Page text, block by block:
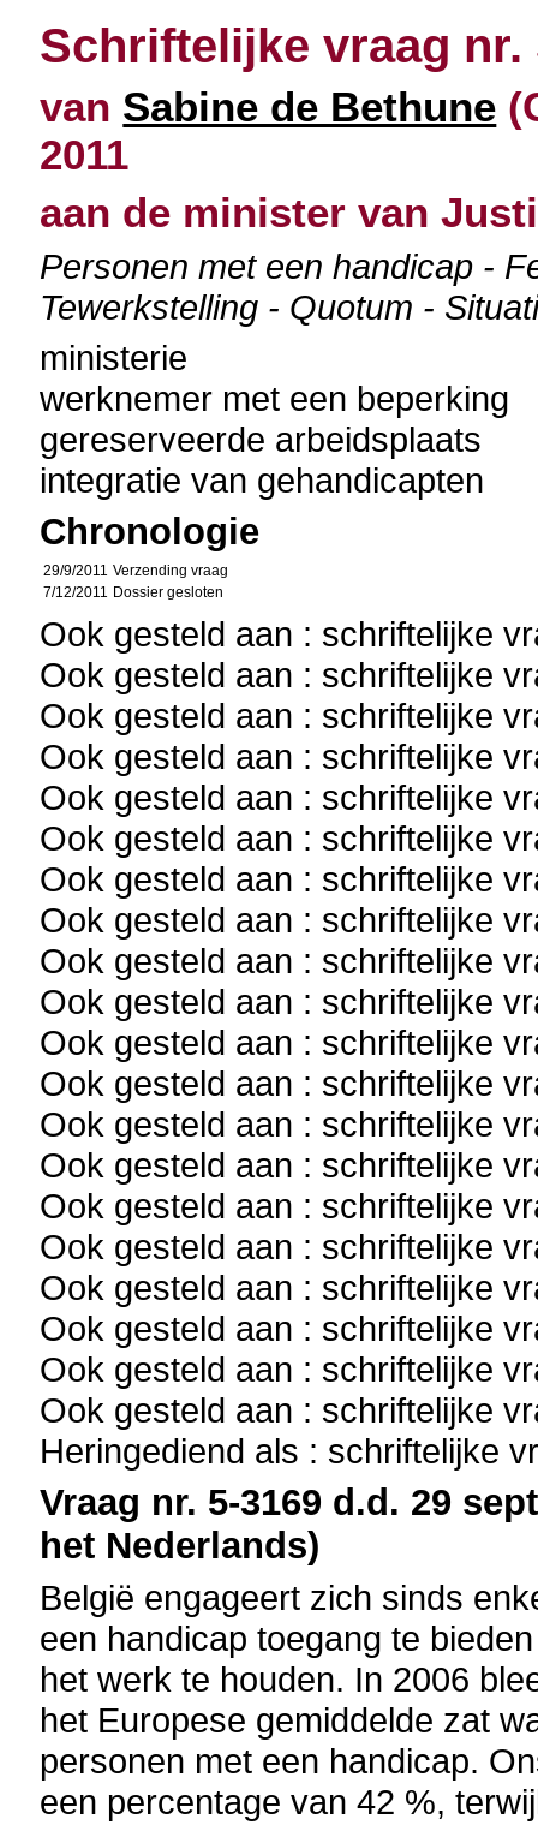
Schriftelijke vraag nr.
van Sabine de Bethune
2011
aan de minister van
Personen met een handicap -
Tewerkstelling - Quotum -
ministerie
werknemer met een beperking
gereserveerde arbeidsplaats
integratie van gehandicapten
Chronologie
29/9/2011 Verzending vraag
7/12/2011 Dossier gesloten
Ook gesteld aan : schriftelijke
Ook gesteld aan : schriftelijke
Ook gesteld aan : schriftelijke
Ook gesteld aan : schriftelijke
Ook gesteld aan : schriftelijke
Ook gesteld aan : schriftelijke
Ook gesteld aan : schriftelijke
Ook gesteld aan : schriftelijke
Ook gesteld aan : schriftelijke
Ook gesteld aan : schriftelijke
Ook gesteld aan : schriftelijke
Ook gesteld aan : schriftelijke
Ook gesteld aan : schriftelijke
Ook gesteld aan : schriftelijke
Ook gesteld aan : schriftelijke
Ook gesteld aan : schriftelijke
Ook gesteld aan : schriftelijke
Ook gesteld aan : schriftelijke
Ook gesteld aan : schriftelijke
Ook gesteld aan : schriftelijke
Heringediend als : schriftelijke
Vraag nr. 5-3169 d.d. 29
het Nederlands)
België engageert zich sinds
een handicap toegang te
het werk te houden. In 2006
het Europese gemiddelde zat
personen met een handicap.
een percentage van 42 %,